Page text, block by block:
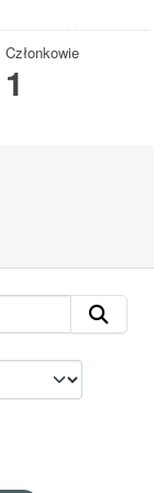
Członkowie
1